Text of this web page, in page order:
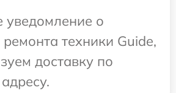
уведомление о
техники Guide,
доставку по